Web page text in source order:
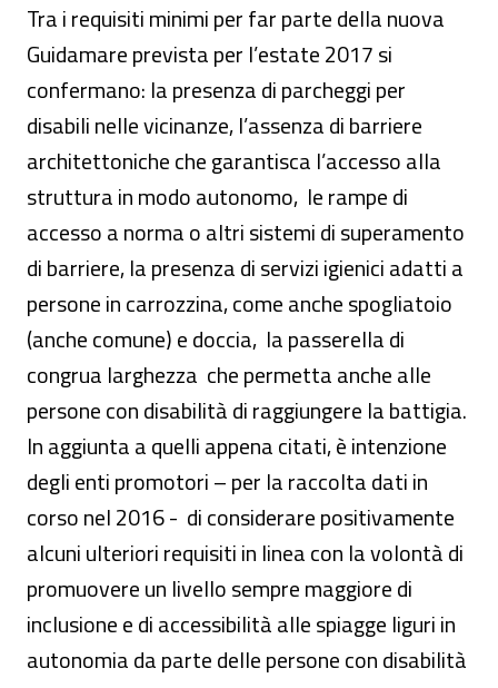
Tra i requisiti minimi per far parte della nuova
Guidamare prevista per l’estate 2017 si
confermano: la presenza di parcheggi per
disabili nelle vicinanze, l’assenza di barriere
architettoniche che garantisca l’accesso alla
struttura in modo autonomo, le rampe di
accesso a norma o altri sistemi di superamento
di barriere, la presenza di servizi igienici adatti a
persone in carrozzina, come anche spogliatoio
(anche comune) e doccia, la passerella di
congrua larghezza che permetta anche alle
persone con disabilità di raggiungere la battigia.
In aggiunta a quelli appena citati, è intenzione
degli enti promotori – per la raccolta dati in
corso nel 2016 - di considerare positivamente
alcuni ulteriori requisiti in linea con la volontà di
promuovere un livello sempre maggiore di
inclusione e di accessibilità alle spiagge liguri in
autonomia da parte delle persone con disabilità